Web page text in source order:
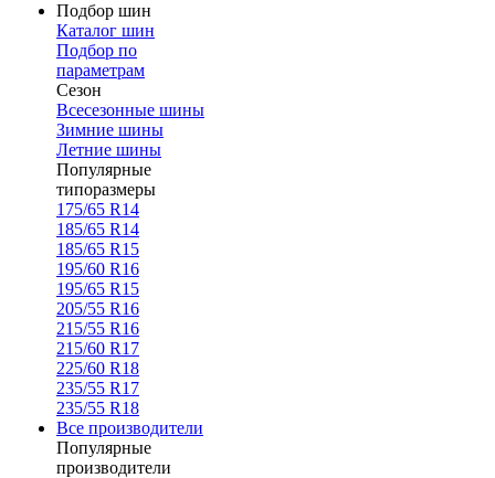
Подбор шин
Каталог шин
Подбор по
параметрам
Сезон
Всесезонные шины
Зимние шины
Летние шины
Популярные
типоразмеры
175/65 R14
185/65 R14
185/65 R15
195/60 R16
195/65 R15
205/55 R16
215/55 R16
215/60 R17
225/60 R18
235/55 R17
235/55 R18
Все производители
Популярные
производители